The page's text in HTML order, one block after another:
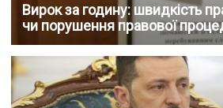
Вирок за годину: швидкість
чи порушення правової